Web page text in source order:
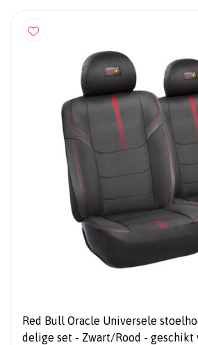
Red Bull Oracle Universele
delige set - Zwart/Rood - geschikt